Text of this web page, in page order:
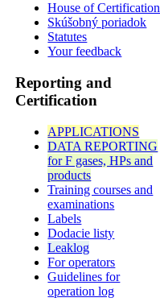
House of Certification
Skúšobný poriadok
Statutes
Your feedback
Reporting and
Certification
APPLICATIONS
DATA REPORTING
for F gases, HPs and
products
Training courses and
examinations
Labels
Dodacie listy
Leaklog
For operators
Guidelines for
operation log